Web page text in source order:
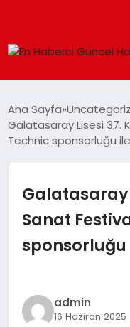
SPOR
MAGAZIN
EKONOMI
Ana Sayfa
Galatasaray Lisesi 37.
Technic sponsorluğu
Galatasaray
Sanat
sponsorluğu
admin
16 Haziran 2025